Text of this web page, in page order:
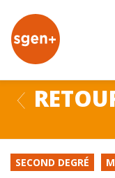
+
SECOND DEGRÉ